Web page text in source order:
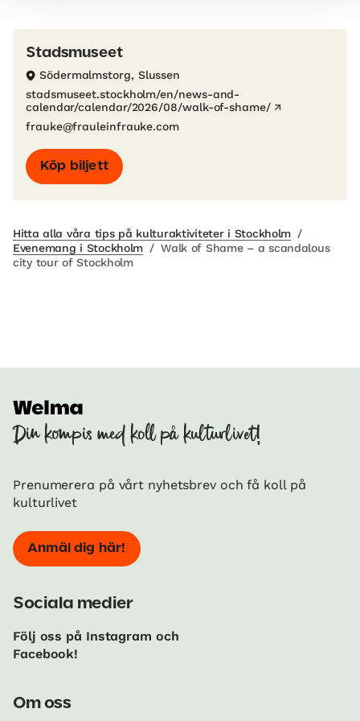
Stadsmuseet
Södermalmstorg, Slussen
stadsmuseet.stockholm/en/news-and-
calendar/calendar/2026/08/walk-of-shame/
frauke@frauleinfrauke.com
Köp biljett
Hitta alla våra tips på kulturaktiviteter i Stockholm /
Evenemang i Stockholm / Walk of Shame – a scandalous
city tour of Stockholm
Din kompis med koll på kulturlivet!
Prenumerera på vårt nyhetsbrev och få koll på
kulturlivet
Anmäl dig här!
Sociala medier
Följ oss på Instagram och
Facebook!
Om oss